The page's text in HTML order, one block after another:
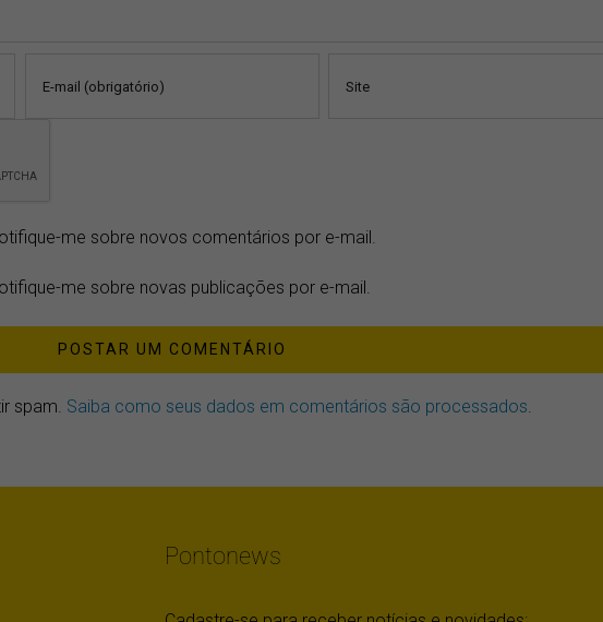
me sobre novos comentários por e-mail.
me sobre novas publicações por e-mail.
spam. Saiba como seus dados em comentários são processados.
Pontonews